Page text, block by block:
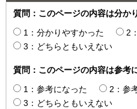
質問：このページの内容は分か
1：分かりやすかった
2
3：どちらともいえない
質問：このページの内容は参考
1：参考になった
2：参
3：どちらともいえない